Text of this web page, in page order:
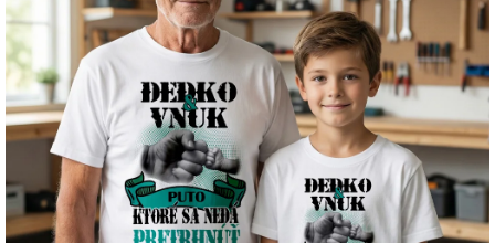
5
hviezdičiek.